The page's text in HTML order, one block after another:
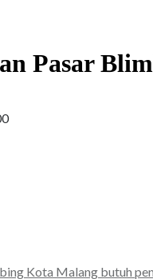
Pasar
Kota Malang butuh